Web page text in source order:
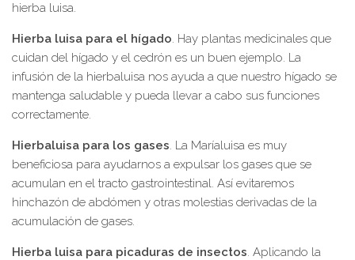
hierba luisa.
Hierba luisa para el hígado. Hay plantas medicinales que
cuidan del hígado y el cedrón es un buen ejemplo. La
infusión de la hierbaluisa nos ayuda a que nuestro hígado se
mantenga saludable y pueda llevar a cabo sus funciones
correctamente.
Hierbaluisa para los gases. La Maríaluisa es muy
beneficiosa para ayudarnos a expulsar los gases que se
acumulan en el tracto gastrointestinal. Así evitaremos
hinchazón de abdómen y otras molestias derivadas de la
acumulación de gases.
Hierba luisa para picaduras de insectos. Aplicando la